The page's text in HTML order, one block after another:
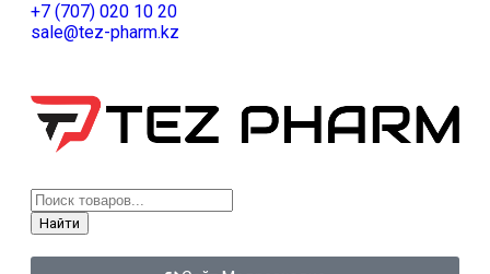
+7 (707) 020 10 20
sale@tez-pharm.kz
Найти